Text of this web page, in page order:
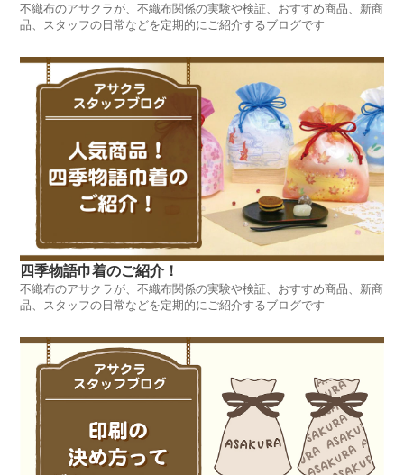
不織布のアサクラが、不織布関係の実験や検証、おすすめ商品、新商
品、スタッフの日常などを定期的にご紹介するブログです
四季物語巾着のご紹介！
不織布のアサクラが、不織布関係の実験や検証、おすすめ商品、新商
品、スタッフの日常などを定期的にご紹介するブログです